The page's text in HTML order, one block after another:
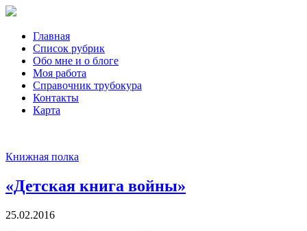
Главная
Список рубрик
Обо мне и о блоге
Моя работа
Справочник трубокура
Контакты
Карта
Книжная полка
«Детская книга войны»
25.02.2016